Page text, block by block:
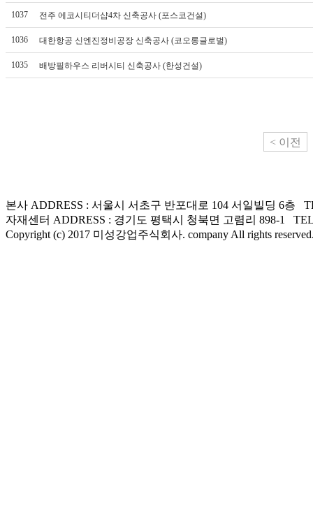
1037 전주 에코시티더샵4차 신축공사 (포스코건설)
1036 대한항공 신엔진정비공장 신축공사 (코오롱글로벌)
1035 배방필하우스 리버시티 신축공사 (한성건설)
< 이전
본사 ADDRESS : 서울시 서초구 반포대로 104 서일빌딩 6층
자재센터 ADDRESS : 경기도 평택시 청북면 고렴리 898-1
Copyright (c) 2017 미성강업주식회사. company All rights